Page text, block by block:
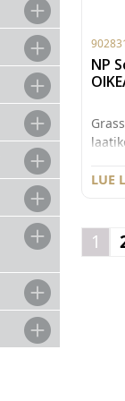
NP
mm.
LUE
1